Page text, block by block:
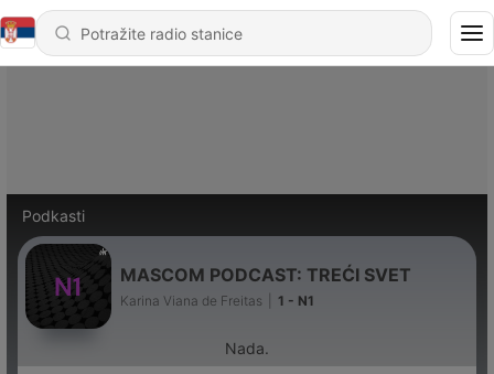
Podkasti
MASCOM PODCAST: TREĆI SVET
Karina Viana de Freitas 1 - N1
Nada.